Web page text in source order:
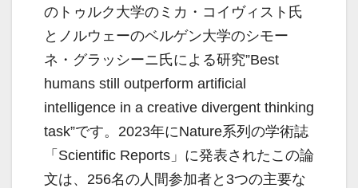
のトゥルク大学のミカ・コイヴィスト氏
とノルウェーのベルゲン大学のシモー
ネ・グラッシーニ氏による研究”Best
humans still outperform artificial
intelligence in a creative divergent thinking
task”です。2023年にNature系列の学術誌
「Scientific Reports」に発表されたこの論
文は、256名の人間参加者と3つの主要な